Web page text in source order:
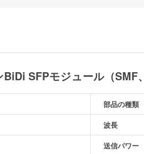
SFPモジュール（SMF
部品の種類
波長
送信パワー